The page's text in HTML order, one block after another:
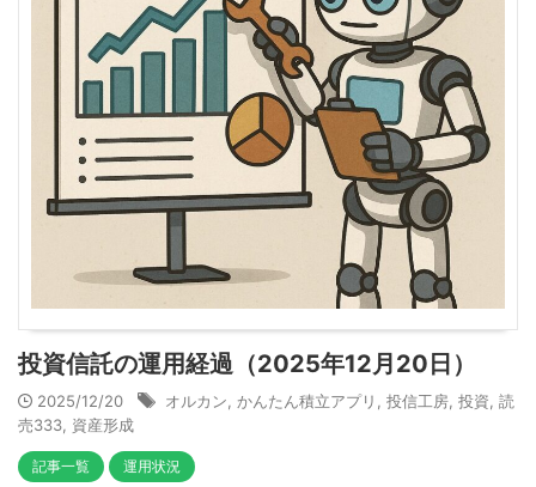
投資信託の運用経過（2025年12月20日）
2025/12/20 オルカン かんたん積立アプリ 投信工房 投資 読
売333 資産形成
記事一覧 運用状況